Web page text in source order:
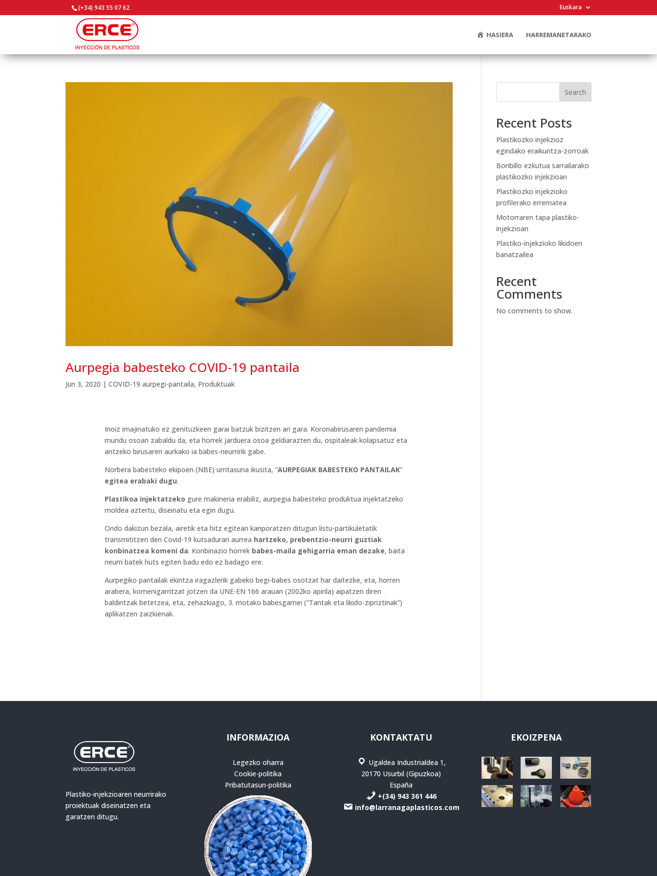
(+34) 943 55 07 62 Euskara
HASIERA HARREMANETARAKO
Aurpegia babesteko COVID-19 pantaila
Jun 3, 2020 |COVID-19 aurpegi-pantaila, Produktuak
Inoiz imajinatuko ez genituzkeen garai batzuk bizitzen ari gara. Koronabirusaren pandemia
mundu osoan zabaldu da, eta horrek jarduera osoa geldiarazten du, ospitaleak kolapsatuz eta
antzeko birusaren aurkako ia babes-neurririk gabe.
Norbera babesteko ekipoen (NBE) urritasuna ikusita, “AURPEGIAK BABESTEKO PANTAILAK”
egitea erabaki dugu.
Plastikoa injektatzeko gure makineria erabiliz, aurpegia babesteko produktua injektatzeko
moldea aztertu, diseinatu eta egin dugu.
Ondo dakizun bezala, airetik eta hitz egitean kanporatzen ditugun listu-partikuletatik
transmititzen den Covid-19 kutsadurari aurrea hartzeko, prebentzio-neurri guztiak
konbinatzea komeni da. Konbinazio horrek babes-maila gehigarria eman dezake, baita
neurri batek huts egiten badu edo ez badago ere.
Aurpegiko pantailak ekintza iragazlerik gabeko begi-babes osotzat har daitezke, eta, horren
arabera, komenigarritzat jotzen da UNE-EN 166 arauan (2002ko apirila) aipatzen diren
baldintzak betetzea, eta, zehazkiago, 3. motako babesgarriei (“Tantak eta likido-zipriztinak”)
aplikatzen zaizkienak.
Search
Recent Posts
Plastikozko injekzioz
egindako eraikuntza-zorroak
Bonbillo ezkutua sarrailarako
plastikozko injekzioan
Plastikozko injekzioko
profilerako errematea
Motorraren tapa plastiko-
injekzioan
Plastiko-injekzioko likidoen
banatzailea
Recent
Comments
No comments to show.
Plastiko-injekzioaren neurrirako
proiektuak diseinatzen eta
garatzen ditugu.
INFORMAZIOA
Legezko oharra
Cookie-politika
Pribatutasun-politika
KONTAKTATU
Ugaldea Industrialdea 1,
20170 Usurbil (Gipuzkoa)
España
+(34) 943 361 446
info@larranagaplasticos.com
EKOIZPENA